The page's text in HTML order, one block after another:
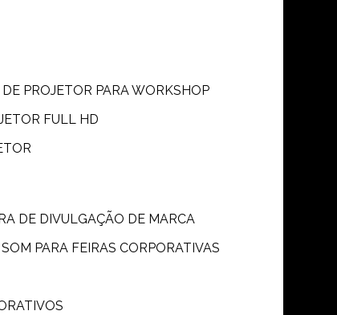
DE PROJETOR PARA WORKSHOP
FULL HD
DE DIVULGAÇÃO DE MARCA
SOM PARA FEIRAS CORPORATIVAS